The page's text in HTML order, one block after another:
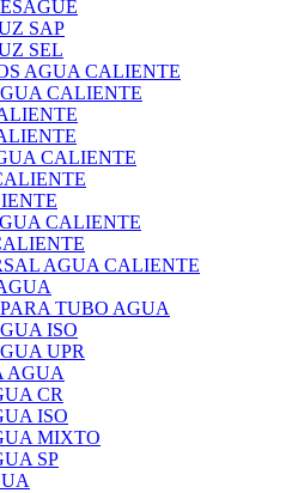
SAP
SEL
AGUA CALIENTE
CALIENTE
CALIENTE
CALIENTE
AGUA CALIENTE
TUBO AGUA
ISO
UPR
AGUA
CR
ISO
MIXTO
SP